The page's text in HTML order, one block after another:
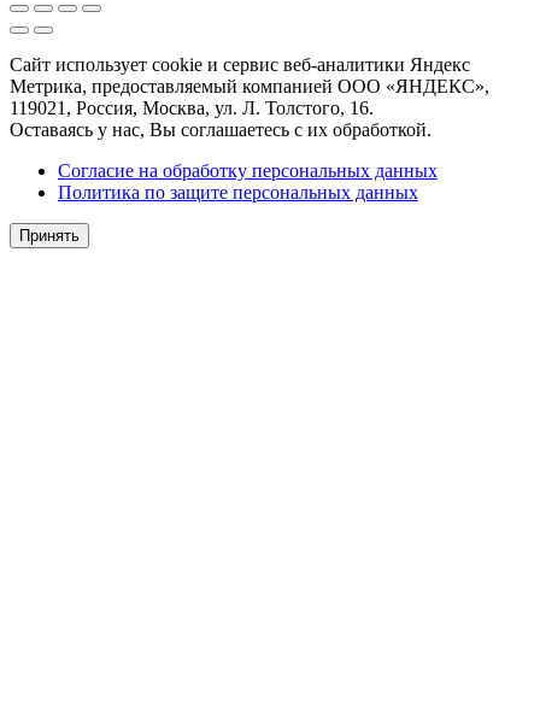
Сайт использует cookie и сервис веб-аналитики Яндекс
Метрика, предоставляемый компанией ООО «ЯНДЕКС»,
119021, Россия, Москва, ул. Л. Толстого, 16.
Оставаясь у нас, Вы соглашаетесь с их обработкой.
Согласие на обработку персональных данных
Политика по защите персональных данных
Принять